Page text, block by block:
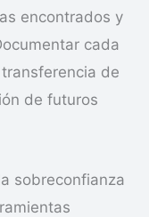
encontrados y
cada
de
de futuros
sobreconfianza